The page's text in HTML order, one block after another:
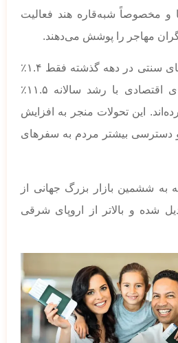
و مخصوصاً شبه‌قاره هند فعالیت
مهاجر را پوشش می‌دهند.
در حالی‌که رشد ایرلاین‌های سنتی در دهه گذشته فقط ۱.۴٪
در سال بوده، شرکت‌های اقتصادی با رشد سالانه ۱۱.۵٪
این تحولات منجر به افزایش
و دسترسی بیشتر مردم به سفرهای
به ششمین بازار بزرگ جهانی از
شده و بالاتر از اروپای شرقی